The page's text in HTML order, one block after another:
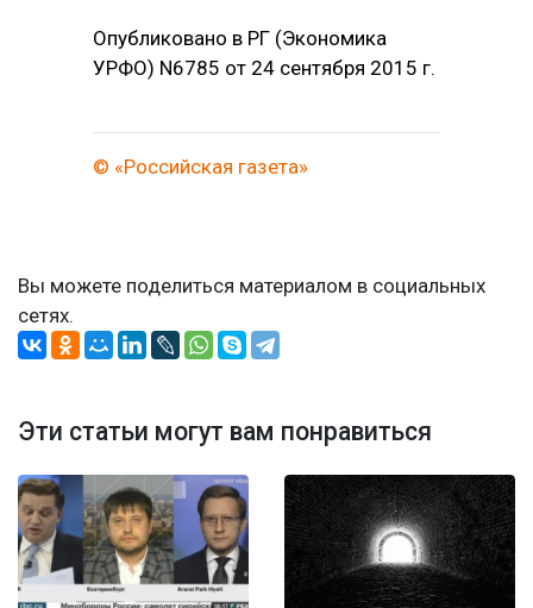
Опубликовано в РГ (Экономика
УРФО) N6785 от 24 сентября 2015 г.
© «Российская газета»
Вы можете поделиться материалом в социальных
сетях.
Эти статьи могут вам понравиться